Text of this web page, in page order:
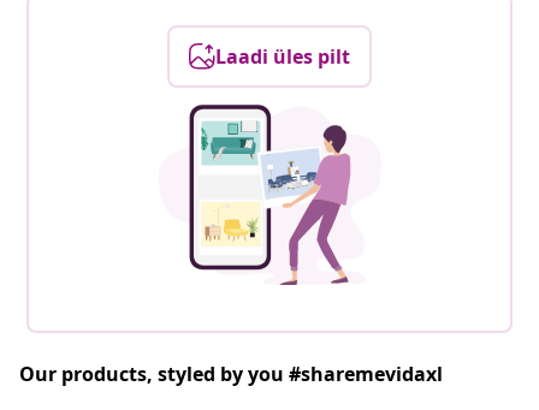
Laadi üles pilt
Our products, styled by you #sharemevidaxl